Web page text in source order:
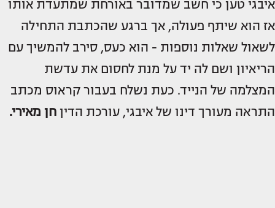
איבגי טען כי חשב שמדובר באורחת שמתעדת אותו
אז הוא שיתף פעולה, אך ברגע שהכתבת התחילה
לשאול שאלות נוספות - הוא כעס, סירב להמשיך עם
הריאיון ושם לה יד על מנת לחסום את עדשת
המצלמה של הנייד. כעת נשלח בעבור קראוס מכתב
התראה מעורך דינו של איבגי, עורכת הדין חן מאירי.